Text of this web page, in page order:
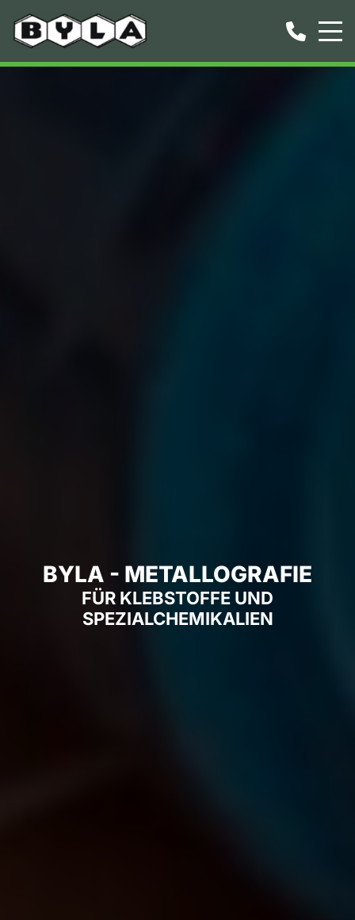
BYLA - METALLOGRAFIE
FÜR KLEBSTOFFE UND
SPEZIALCHEMIKALIEN